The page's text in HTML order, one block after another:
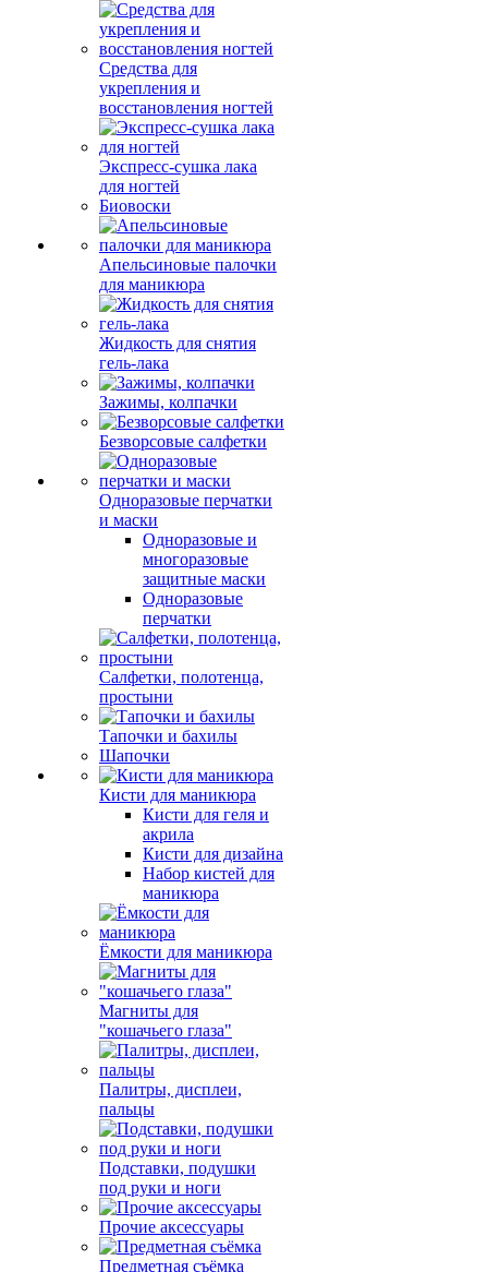
Средства для
укрепления и
восстановления ногтей
Экспресс-сушка лака
для ногтей
Биовоски
Апельсиновые палочки
для маникюра
Жидкость для снятия
гель-лака
Зажимы, колпачки
Безворсовые салфетки
Одноразовые перчатки
и маски
Одноразовые и
многоразовые
защитные маски
Одноразовые
перчатки
Салфетки, полотенца,
простыни
Тапочки и бахилы
Шапочки
Кисти для маникюра
Кисти для геля и
акрила
Кисти для дизайна
Набор кистей для
маникюра
Ёмкости для маникюра
Магниты для
"кошачьего глаза"
Палитры, дисплеи,
пальцы
Подставки, подушки
под руки и ноги
Прочие аксессуары
Предметная съёмка